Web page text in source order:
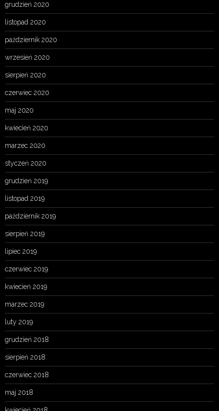
grudzień 2020
listopad 2020
październik 2020
wrzesień 2020
sierpień 2020
czerwiec 2020
maj 2020
kwiecień 2020
marzec 2020
styczeń 2020
grudzień 2019
listopad 2019
październik 2019
sierpień 2019
lipiec 2019
czerwiec 2019
kwiecień 2019
marzec 2019
luty 2019
grudzień 2018
sierpień 2018
czerwiec 2018
maj 2018